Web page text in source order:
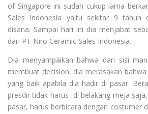
of Singapore ini sudah cukup lama
Sales Indonesia yaitu sekitar 9 tahun
disana. Sampai hari ini dia menjabat
dari PT Niro Ceramic Sales Indonesia.
Dia menyampaikan bahwa dari sisi
membuat decision, dia merasakan
yang baik apabila dia hadir di pasar.
presdir tidak harus di belakang meja
pasar, harus berbicara dengan costumer